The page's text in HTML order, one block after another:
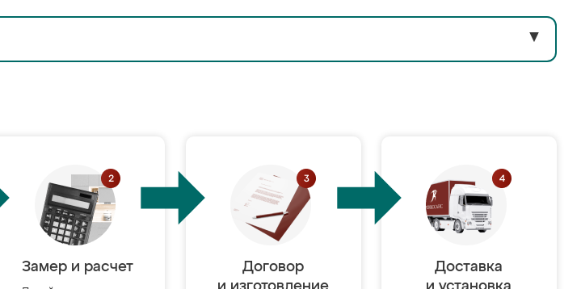
▼
Замер и расчет
Договор
Доставка